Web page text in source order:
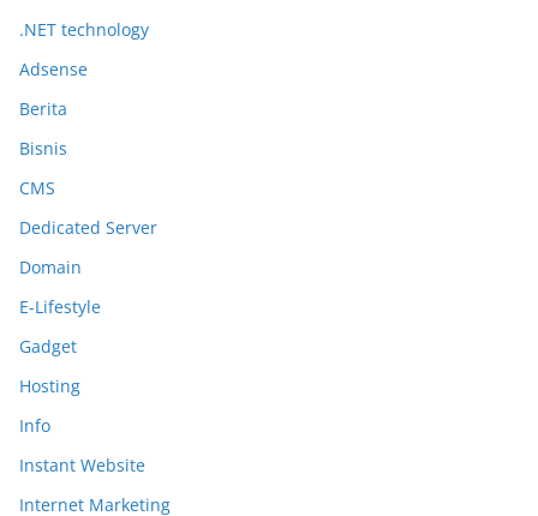
.NET technology
Adsense
Berita
Bisnis
CMS
Dedicated Server
Domain
E-Lifestyle
Gadget
Hosting
Info
Instant Website
Internet Marketing